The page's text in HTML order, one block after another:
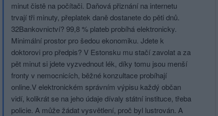
minut čistě na počítači. Daňová přiznání na internetu
trvají tři minuty, přeplatek daně dostanete do pěti dnů.
32Bankovnictví? 99,8 % plateb probíhá elektronicky.
Minimální prostor pro šedou ekonomiku. Jdete k
doktorovi pro předpis? V Estonsku mu stačí zavolat a za
pět minut si jdete vyzvednout lék, díky tomu jsou menší
fronty v nemocnicích, běžné konzultace probíhají
online.V elektronickém správním výpisu každý občan
vidí, kolikrát se na jeho údaje dívaly státní instituce, třeba
policie. A může žádat vysvětlení, proč byl lustrován. A